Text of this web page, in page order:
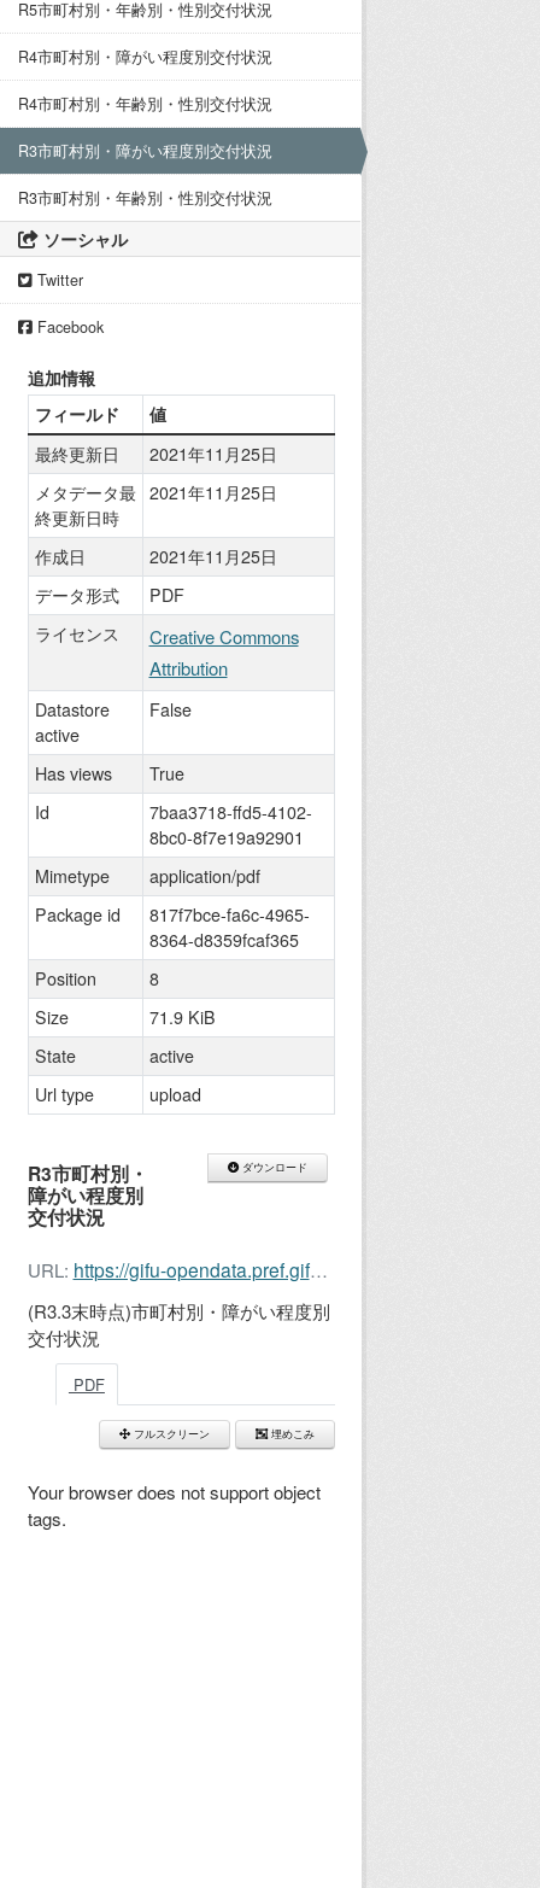
ダウンロード
R3市町村別・
障がい程度別
交付状況
URL: https://gifu-opendata.pref.gifu.lg.jp/dataset/817f7bce-fa6c-4965-8364-d8359fcaf365/resource/7baa3718-ffd5-4102-8bc0-8f7e19a92901/download/r3.3.pdf
(R3.3末時点)市町村別・障がい程度別
交付状況
PDF
フルスクリーン 埋めこみ
Your browser does not support object
tags.
R5市町村別・年齢別・性別交付状況
R4市町村別・障がい程度別交付状況
R4市町村別・年齢別・性別交付状況
R3市町村別・障がい程度別交付状況
R3市町村別・年齢別・性別交付状況
ソーシャル
Twitter
Facebook
追加情報
フィールド
値
最終更新日
2021年11月25日
メタデータ最
終更新日時
2021年11月25日
作成日
2021年11月25日
データ形式
PDF
ライセンス
Creative Commons
Attribution
Datastore
active
False
Has views
True
Id
7baa3718-ffd5-4102-
8bc0-8f7e19a92901
Mimetype
application/pdf
Package id
817f7bce-fa6c-4965-
8364-d8359fcaf365
Position
8
Size
71.9 KiB
State
active
Url type
upload